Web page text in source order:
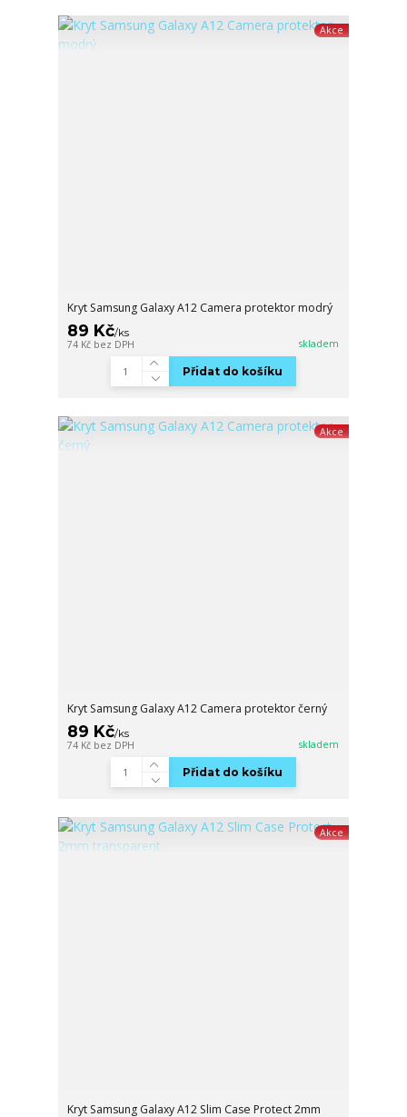
Akce
Kryt Samsung Galaxy A12 Camera protektor modrý
89 Kč/ks
74 Kč bez DPH skladem
Přidat do košíku
Akce
Kryt Samsung Galaxy A12 Camera protektor černý
89 Kč/ks
74 Kč bez DPH skladem
Přidat do košíku
Akce
Kryt Samsung Galaxy A12 Slim Case Protect 2mm